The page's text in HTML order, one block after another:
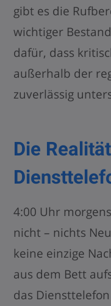
gibt es die
wichtiger
dafür, dass
außerhalb der
zuverlässig
Die
4:00 Uhr
nicht – nichts
keine einzige
aus dem Bett
das